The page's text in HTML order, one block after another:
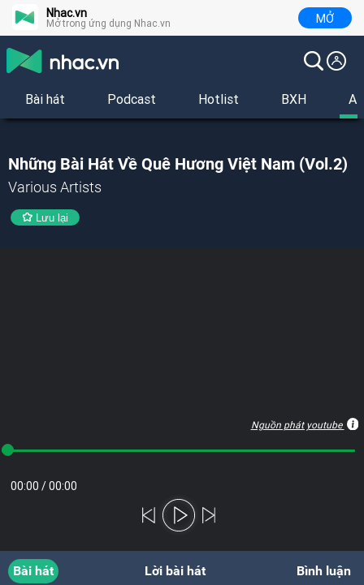
Nhac.vn
Mở trong ứng dụng Nhac.vn MỞ
Bài hát Podcast Hotlist BXH
Những Bài Hát Về Quê Hương Việt Nam (Vol.2)
Various Artists
Lưu lại
Nguồn phát youtube
00:00 /00:00
Bài hát Lời bài hát Bình luận